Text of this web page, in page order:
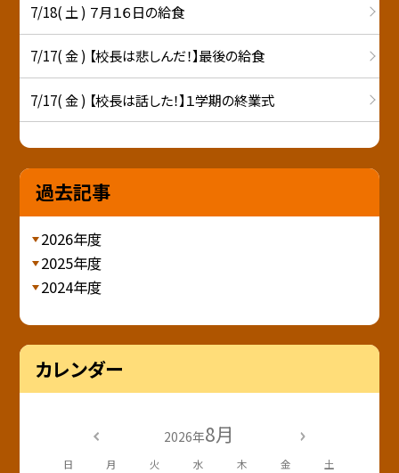
7/18( 土 ) ７月１６日の給食
7/17( 金 ) 【校長は悲しんだ！】最後の給食
7/17( 金 ) 【校長は話した！】１学期の終業式
過去記事
2026年度
2025年度
2024年度
カレンダー
2026年8月
日 月 火 水 木 金 土